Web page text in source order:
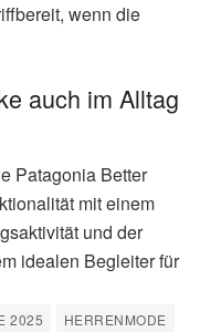
wenn die
auch im Alltag
Patagonia Better
mit einem
und der
idealen Begleiter für
2025
HERRENMODE